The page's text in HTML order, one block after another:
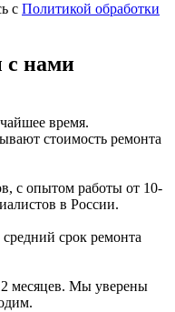
с Политикой обработки
с нами
время.
стоимость ремонта
с опытом работы от 10-
в России.
срок ремонта
месяцев. Мы уверены